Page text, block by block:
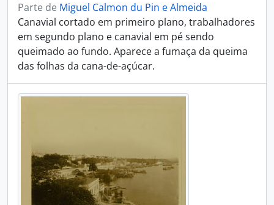
Parte de Miguel Calmon du Pin e Almeida
Canavial cortado em primeiro plano, trabalhadores
em segundo plano e canavial em pé sendo
queimado ao fundo. Aparece a fumaça da queima
das folhas da cana-de-açúcar.